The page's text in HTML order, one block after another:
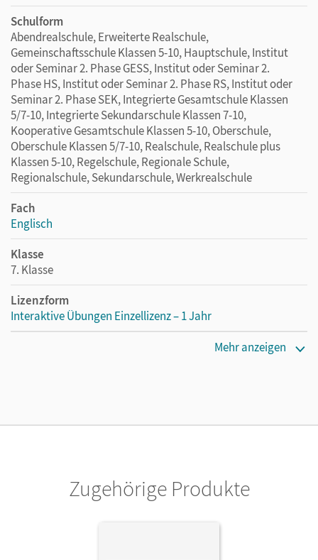
Schulform
Abendrealschule, Erweiterte Realschule,
Gemeinschaftsschule Klassen 5-10, Hauptschule, Institut
oder Seminar 2. Phase GESS, Institut oder Seminar 2.
Phase HS, Institut oder Seminar 2. Phase RS, Institut oder
Seminar 2. Phase SEK, Integrierte Gesamtschule Klassen
5/7-10, Integrierte Sekundarschule Klassen 7-10,
Kooperative Gesamtschule Klassen 5-10, Oberschule,
Oberschule Klassen 5/7-10, Realschule, Realschule plus
Klassen 5-10, Regelschule, Regionale Schule,
Regionalschule, Sekundarschule, Werkrealschule
Fach
Englisch
Klasse
7. Klasse
Lizenzform
Interaktive Übungen Einzellizenz – 1 Jahr
einer Laufzeit von einem Jahr
Mehr anzeigen
Zugehörige Produkte